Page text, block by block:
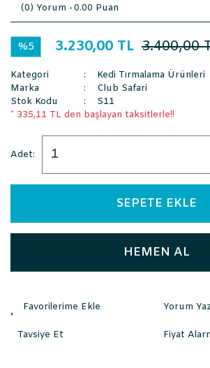
(0) Yorum -0.00 Puan
%5 3.230,00 TL 3.400,00
Kategori
Kedi Tırmalama Ürünleri
Marka
Club Safari
Stok Kodu
S11
* 335,11 TL den başlayan taksitlerle!!
Adet:
SEPETE EKLE
HEMEN AL
Yorum
Tavsiye Et Fiyat